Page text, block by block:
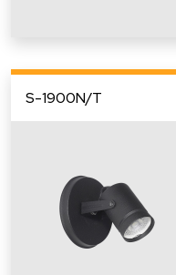
S-1900N/T